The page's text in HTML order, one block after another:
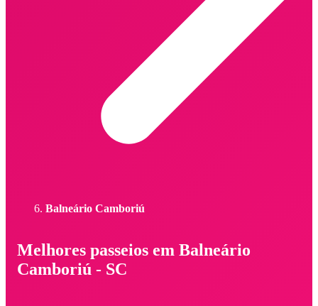
Balneário Camboriú
Melhores passeios em Balneário
Camboriú - SC